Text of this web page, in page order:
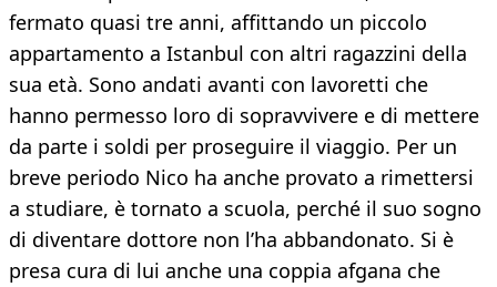
fermato quasi tre anni, affittando un piccolo
appartamento a Istanbul con altri ragazzini della
sua età. Sono andati avanti con lavoretti che
hanno permesso loro di sopravvivere e di mettere
da parte i soldi per proseguire il viaggio. Per un
breve periodo Nico ha anche provato a rimettersi
a studiare, è tornato a scuola, perché il suo sogno
di diventare dottore non l’ha abbandonato. Si è
presa cura di lui anche una coppia afgana che